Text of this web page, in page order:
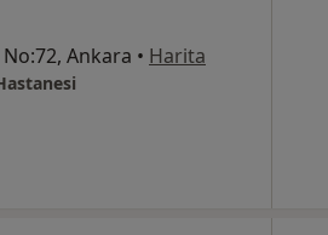
Ankara • Harita